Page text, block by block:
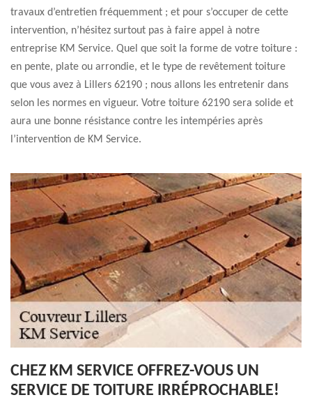
travaux d’entretien fréquemment ; et pour s’occuper de cette
intervention, n’hésitez surtout pas à faire appel à notre
entreprise KM Service. Quel que soit la forme de votre toiture :
en pente, plate ou arrondie, et le type de revêtement toiture
que vous avez à Lillers 62190 ; nous allons les entretenir dans
selon les normes en vigueur. Votre toiture 62190 sera solide et
aura une bonne résistance contre les intempéries après
l’intervention de KM Service.
CHEZ KM SERVICE OFFREZ-VOUS UN
SERVICE DE TOITURE IRRÉPROCHABLE!